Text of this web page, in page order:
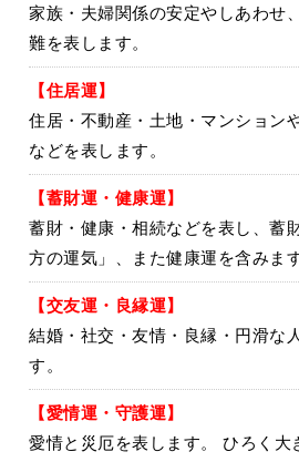
家族・夫婦関係の安定やしあわせ
難を表します。
【住居運】
住居・不動産・土地・マンション
などを表します。
【蓄財運・ 健康運】
蓄財・健康・相続などを表し、蓄
方の運気」、また健康運を含みます
【交友運・
良縁運】
結婚・社交・友情・良縁・円滑な
す。
【愛情運・ 守護運】
愛情と災厄を表します。 ひろく大